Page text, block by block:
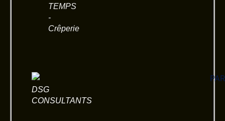
TEMPS
-
Crêperie
DSG
CONSULTANTS